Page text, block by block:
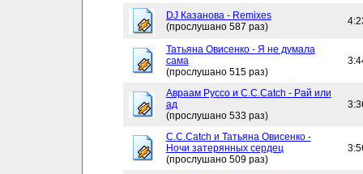
DJ Казанова - Remixes
(прослушано 587 раз)
Татьяна Овисенко - Я не думала
сама
(прослушано 515 раз)
Авраам Руссо и C.C.Catch - Рай или
ад
(прослушано 533 раз)
C.C.Catch и Татьяна Овисенко -
Ночи затерянных сердец
(прослушано 509 раз)